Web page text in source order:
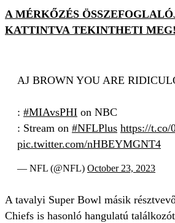
A MÉRKŐZÉS
KATTINTVA TEKINTHETI MEG!
AJ BROWN YOU ARE
: #MIAvsPHI on NBC
: Stream on #NFLPlus https://t.co/
pic.twitter.com/nHBEYMGNT4
— NFL (@NFL) October 23, 2023
A tavalyi Super Bowl másik
Chiefs is hasonló hangulatú